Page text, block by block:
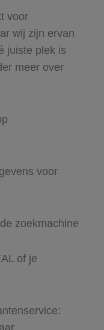
voor
wij zijn ervan
juiste plek is
meer over
voor
zoekmachine
of je